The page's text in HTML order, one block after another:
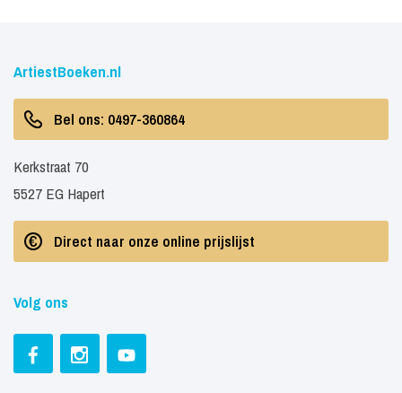
ArtiestBoeken.nl
Bel ons: 0497-360864
Kerkstraat 70
5527 EG Hapert
Direct naar onze online prijslijst
Volg ons